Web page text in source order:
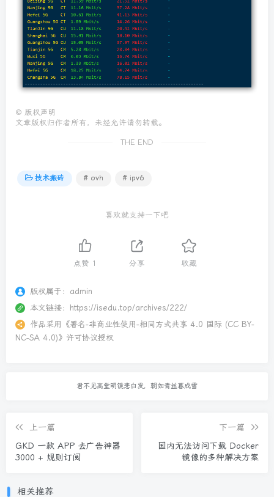
© 版权声明
文章版权归作者所有，未经允许请勿转载。
THE END
技术搬砖 # ovh # ipv6
喜欢就支持一下吧
点赞 1 分享 收藏
版权属于： admin
本文链接：
https://isedu.top/archives/222/
作品采用
《署名-非商业性使用-相同方式共享 4.0 国际 (CC BY-
NC-SA 4.0)》许可协议授权
君不见高堂明镜悲白发，朝如青丝暮成雪
上一篇
GKD 一款 APP 去广告神器
3000 + 规则订阅
下一篇
国内无法访问下载 Docker
镜像的多种解决方案
相关推荐